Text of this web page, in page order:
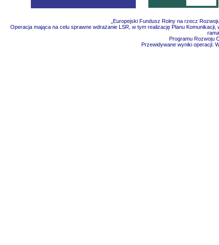
„Europejski Fundusz Rolny na rzecz
Operacja mająca na celu sprawne wdrażanie LSR, w tym realizację Planu
Programu Rozwoju
Przewidywane wyniki operacji: